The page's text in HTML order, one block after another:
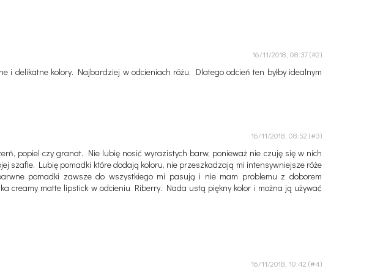
16/11/2018, 08:37
delikatne kolory. Najbardziej w odcieniach różu. Dlatego odcień ten byłby idealnym
16/11/2018, 08:52
popiel czy granat. Nie lubię nosić wyrazistych barw, ponieważ nie czuję się w nich
szafie. Lubię pomadki które dodają koloru, nie przeszkadzają mi intensywniejsze róże
pomadki zawsze do wszystkiego mi pasują i nie mam problemu z doborem
creamy matte lipstick w odcieniu Riberry. Nada ustą piękny kolor i można ją używać
16/11/2018, 10:42